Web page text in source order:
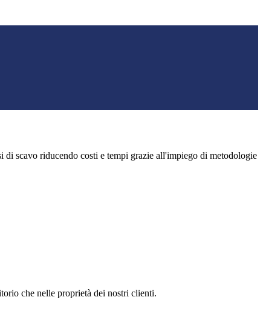
di scavo riducendo costi e tempi grazie all'impiego di metodologie
che nelle proprietà dei nostri clienti.